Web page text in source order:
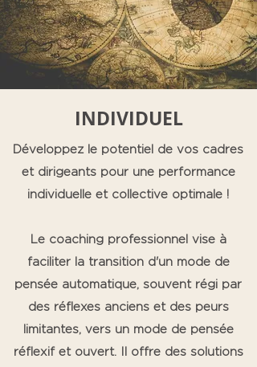
INDIVIDUEL
Développez le potentiel de vos cadres
et dirigeants pour une performance
individuelle et collective optimale !
Le coaching professionnel vise à
faciliter la transition d'un mode de
pensée automatique, souvent régi par
des réflexes anciens et des peurs
limitantes, vers un mode de pensée
réflexif et ouvert. Il offre des solutions